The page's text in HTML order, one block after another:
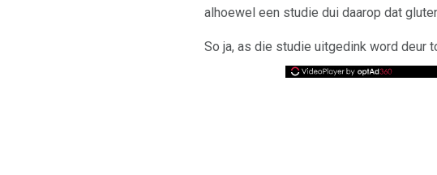
alhoewel een studie dui daarop dat
So ja, as die studie uitgedink word deur